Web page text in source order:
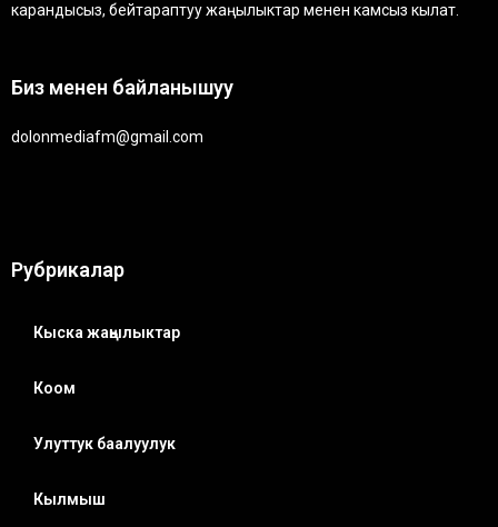
карандысыз, бейтараптуу жаңылыктар менен камсыз кылат.
Биз менен байланышуу
dolonmediafm@gmail.com
Рубрикалар
Кыска жаңылыктар
Коом
Улуттук баалуулук
Кылмыш